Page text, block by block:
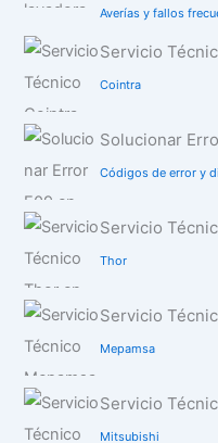
Averías y fallos
Servicio
Cointra
Solucionar
Códigos de error y
Servicio
Thor
Servicio
Mepamsa
Servicio
Mitsubishi